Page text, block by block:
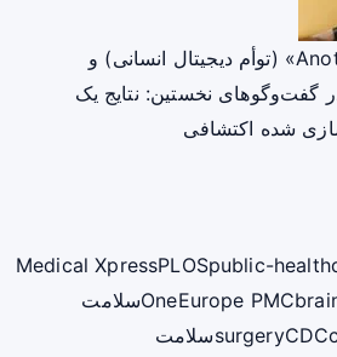
فناوری «Another Me» (توأم دیجیتال انسانی) و
نخستین: نتایج یک
شده اکتشافی
Medical XpressPLOSpublic-health
OneEurope PMC
سلامت
surgeryCDC
سلامت